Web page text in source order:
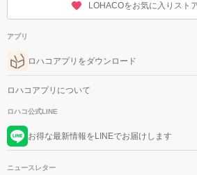
LOHACOをお気に入りスト
アプリ
ロハコアプリをダウンロード
ロハコアプリについて
ロハコ公式LINE
お得な最新情報をLINEでお届けします
ニュースレター